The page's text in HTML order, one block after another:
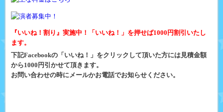
『いいね！割り』実施中！「いいね！」を押せば1000円割引いたし
ます。
下記Facebookの「いいね！」をクリックして頂いた方には見積金額
から1000円引かせて頂きます。
お問い合わせの時にメールかお電話でお知らせください。